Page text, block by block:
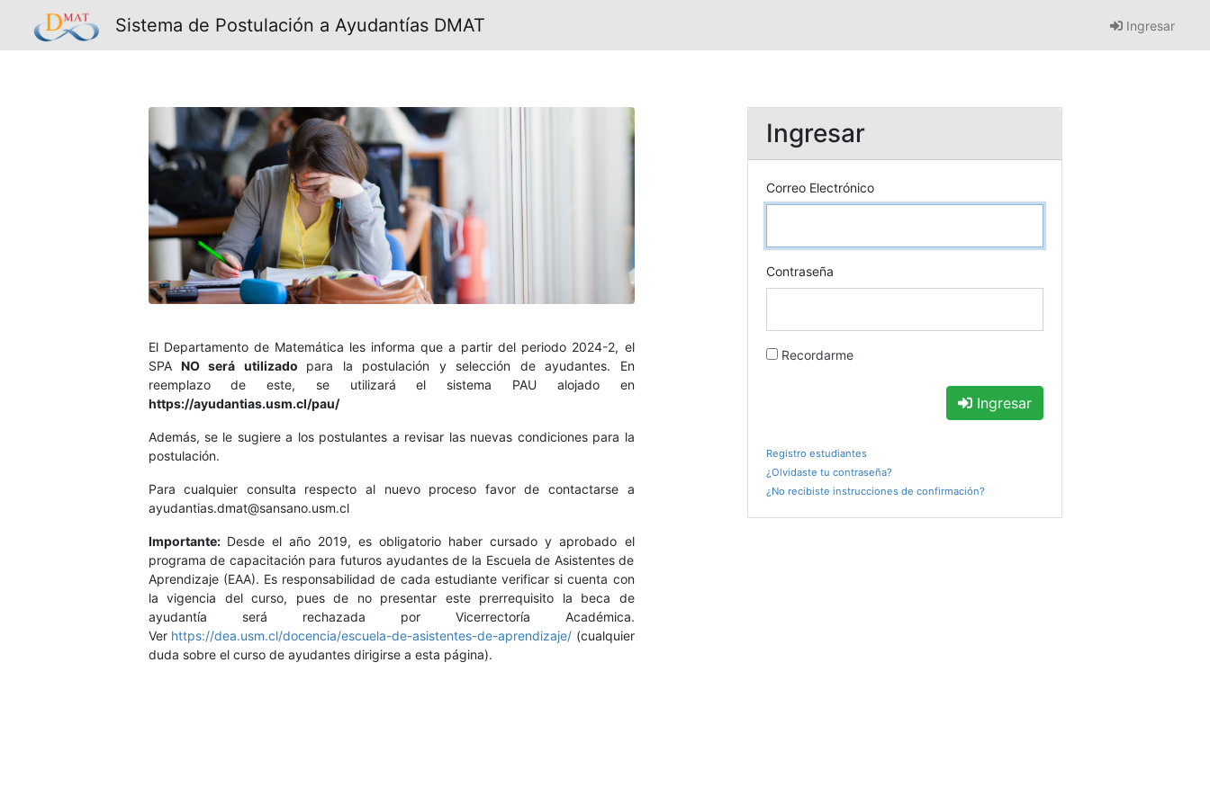
Sistema de Postulación a Ayudantías DMAT Ingresar
El Departamento de Matemática les informa que a partir del periodo 2024-2, el
SPA NO será utilizado para la postulación y selección de ayudantes. En
reemplazo de este, se utilizará el sistema PAU alojado en
https://ayudantias.usm.cl/pau/
Además, se le sugiere a los postulantes a revisar las nuevas condiciones para la
postulación.
Para cualquier consulta respecto al nuevo proceso favor de contactarse a
ayudantias.dmat@sansano.usm.cl
Importante: Desde el año 2019, es obligatorio haber cursado y aprobado el
programa de capacitación para futuros ayudantes de la Escuela de Asistentes de
Aprendizaje (EAA). Es responsabilidad de cada estudiante verificar si cuenta con
la vigencia del curso, pues de no presentar este prerrequisito la beca de
ayudantía será rechazada por Vicerrectoría Académica.
Verhttps://dea.usm.cl/docencia/escuela-de-asistentes-de-aprendizaje/ (cualquier
duda sobre el curso de ayudantes dirigirse a esta página).
Ingresar
Correo Electrónico
Contraseña
Recordarme
Ingresar
Registro estudiantes
¿Olvidaste tu contraseña?
¿No recibiste instrucciones de confirmación?